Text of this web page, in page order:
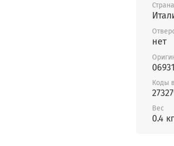
Страна
нет
Коды
Вес
0.4 кг